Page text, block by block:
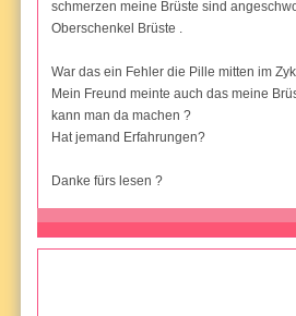
schmerzen meine Brüste sind
Oberschenkel Brüste .
War das ein Fehler die Pille mitten im
Mein Freund meinte auch das meine
kann man da machen ?
Hat jemand Erfahrungen?
Danke fürs lesen ?